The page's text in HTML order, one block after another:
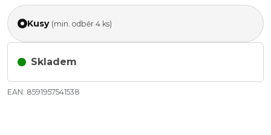
Kusy (min. odběr 4 ks)
Skladem
EAN: 8591957541538